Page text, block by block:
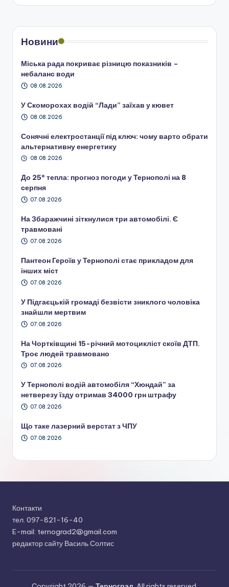
Новини
Міська рада покриває різницю показників –
небаланс води
08.08.2026
У Скоморохах водій “Лади” заїхав у кювет
08.08.2026
Сонячні електростанції під ключ: чому варто обрати
альтернативну енергетику
08.08.2026
До 25° тепла: прогноз погоди у Тернополі на 8
серпня
07.08.2026
На Збаражчині зіткнулися три автомобілі. Є
травмовані
07.08.2026
Пантеон Героїв у Тернополі стає прикладом для
інших міст
07.08.2026
У Підгаєцькій громаді безвісти зниклого чоловіка
знайшли мертвим
07.08.2026
На Чортківщині 15-річний мотоцикліст скоїв ДТП.
Троє людей травмовано
07.08.2026
У Тернополі водій автомобіля “Хюндай” за
нетверезу їзду отримав 34000 грн штрафу
07.08.2026
Що таке лазерний верстат з ЧПУ
07.08.2026
Контакти
тел. 097-821-16-40
E-mail: ternograd2@gmail.com
редактор сайту Василь Солтис